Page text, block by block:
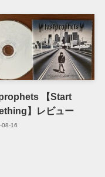
【Start
】レビュー
08-16